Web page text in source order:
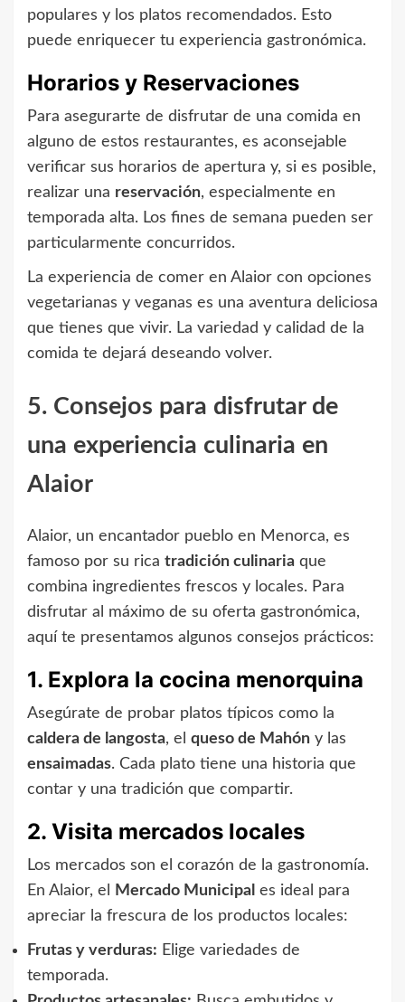
populares y los platos recomendados. Esto
puede enriquecer tu experiencia gastronómica.
Horarios y Reservaciones
Para asegurarte de disfrutar de una comida en
alguno de estos restaurantes, es aconsejable
verificar sus horarios de apertura y, si es posible,
realizar una reservación, especialmente en
temporada alta. Los fines de semana pueden ser
particularmente concurridos.
La experiencia de comer en Alaior con opciones
vegetarianas y veganas es una aventura deliciosa
que tienes que vivir. La variedad y calidad de la
comida te dejará deseando volver.
5. Consejos para disfrutar de
una experiencia culinaria en
Alaior
Alaior, un encantador pueblo en Menorca, es
famoso por su rica tradición culinaria que
combina ingredientes frescos y locales. Para
disfrutar al máximo de su oferta gastronómica,
aquí te presentamos algunos consejos prácticos:
1. Explora la cocina menorquina
Asegúrate de probar platos típicos como la
caldera de langosta, el queso de Mahón y las
ensaimadas. Cada plato tiene una historia que
contar y una tradición que compartir.
2. Visita mercados locales
Los mercados son el corazón de la gastronomía.
En Alaior, el
Mercado Municipal es ideal para
apreciar la frescura de los productos locales:
Frutas y verduras: Elige variedades de
temporada.